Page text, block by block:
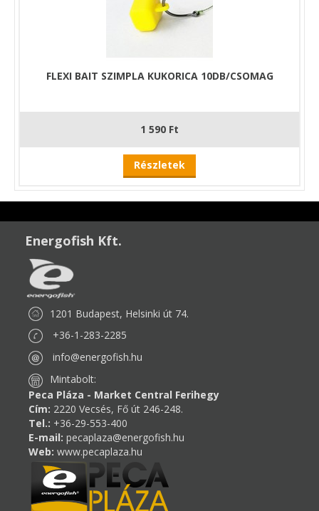
FLEXI BAIT SZIMPLA KUKORICA 10DB/CSOMAG
1 590 Ft
Részletek
Energofish Kft.
1201 Budapest, Helsinki út 74.
+36-1-283-2285
info@energofish.hu
Mintabolt:
Peca Pláza - Market Central Ferihegy
Cím: 2220 Vecsés, Fő út 246-248.
Tel.: +36-29-553-400
E-mail: pecaplaza@energofish.hu
Web: www.pecaplaza.hu